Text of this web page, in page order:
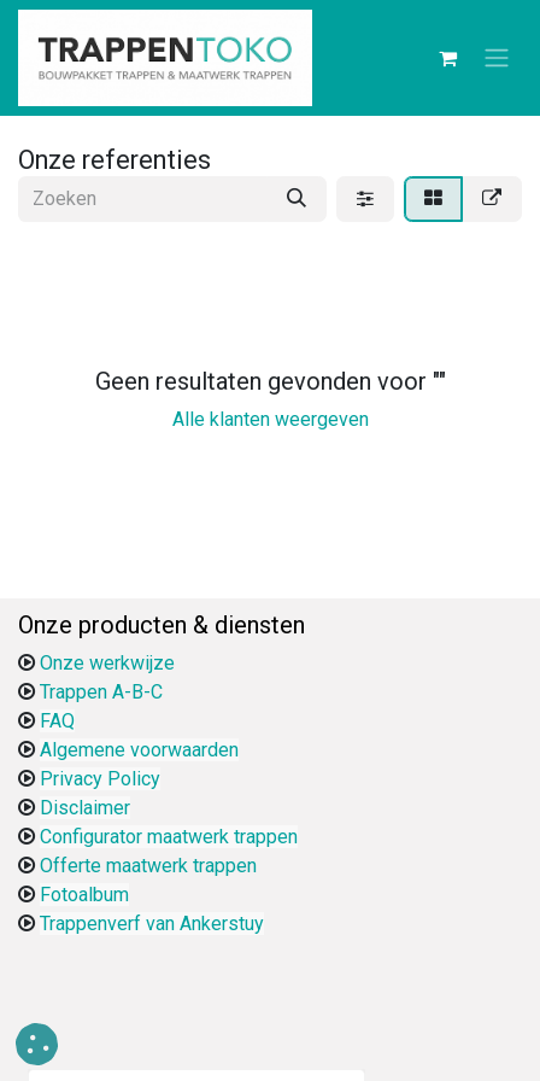
Onze referenties
Geen resultaten gevonden voor ""
Alle klanten weergeven
Onze producten & diensten
Onze werkwijze
Trappen A-B-C
FAQ
Algemene voorwaarden
Privacy Policy
Disclaimer
Configurator maatwerk trappen
Offerte maatwerk trappen
Fotoalbum
Trappenverf van Ankerstuy